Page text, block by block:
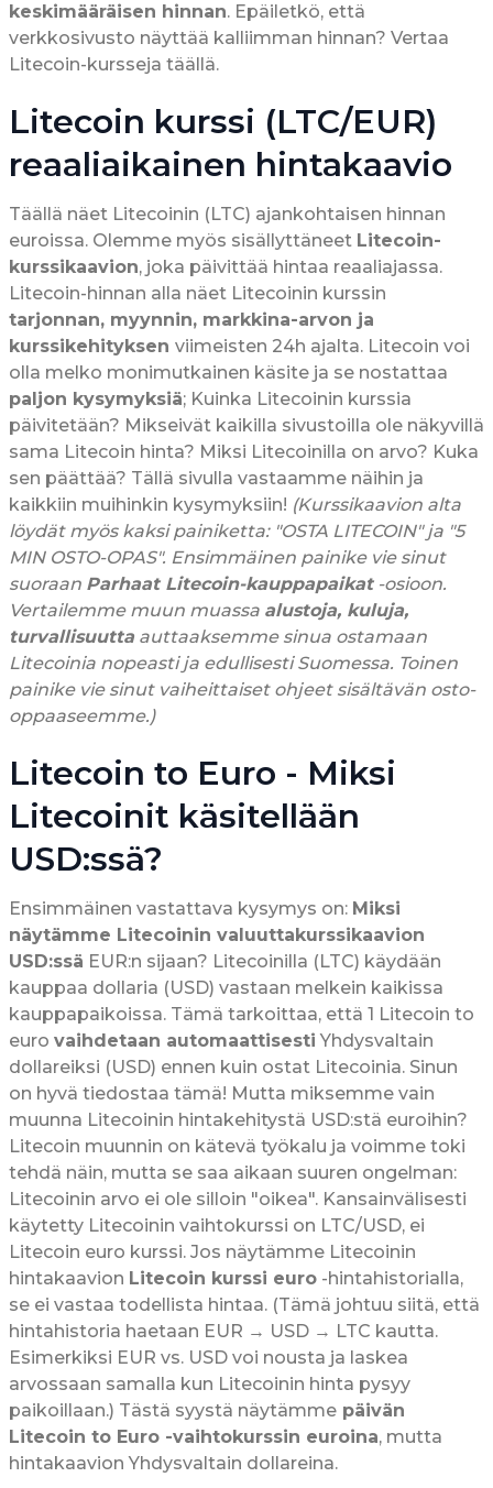
keskimääräisen hinnan. Epäiletkö, että
verkkosivusto näyttää kalliimman hinnan? Vertaa
Litecoin-kursseja täällä.
Litecoin kurssi (LTC/EUR)
reaaliaikainen hintakaavio
Täällä näet Litecoinin (LTC) ajankohtaisen hinnan
euroissa. Olemme myös sisällyttäneet Litecoin-
kurssikaavion, joka päivittää hintaa reaaliajassa.
Litecoin-hinnan alla näet Litecoinin kurssin
tarjonnan, myynnin, markkina-arvon ja
kurssikehityksen viimeisten 24h ajalta. Litecoin voi
olla melko monimutkainen käsite ja se nostattaa
paljon kysymyksiä; Kuinka Litecoinin kurssia
päivitetään? Mikseivät kaikilla sivustoilla ole näkyvillä
sama Litecoin hinta? Miksi Litecoinilla on arvo? Kuka
sen päättää? Tällä sivulla vastaamme näihin ja
kaikkiin muihinkin kysymyksiin! (Kurssikaavion alta
löydät myös kaksi painiketta: "OSTA LITECOIN" ja "5
MIN OSTO-OPAS". Ensimmäinen painike vie sinut
suoraan Parhaat Litecoin-kauppapaikat-osioon.
Vertailemme muun muassa alustoja, kuluja,
turvallisuutta auttaaksemme sinua ostamaan
Litecoinia nopeasti ja edullisesti Suomessa. Toinen
painike vie sinut vaiheittaiset ohjeet sisältävän osto-
oppaaseemme.)
Litecoin to Euro - Miksi
Litecoinit käsitellään
USD:ssä?
Ensimmäinen vastattava kysymys on: Miksi
näytämme Litecoinin valuuttakurssikaavion
USD:ssä EUR:n sijaan? Litecoinilla (LTC) käydään
kauppaa dollaria (USD) vastaan melkein kaikissa
kauppapaikoissa. Tämä tarkoittaa, että 1 Litecoin to
euro vaihdetaan automaattisesti Yhdysvaltain
dollareiksi (USD) ennen kuin ostat Litecoinia. Sinun
on hyvä tiedostaa tämä! Mutta miksemme vain
muunna Litecoinin hintakehitystä USD:stä euroihin?
Litecoin muunnin on kätevä työkalu ja voimme toki
tehdä näin, mutta se saa aikaan suuren ongelman:
Litecoinin arvo ei ole silloin "oikea". Kansainvälisesti
käytetty Litecoinin vaihtokurssi on LTC/USD, ei
Litecoin euro kurssi. Jos näytämme Litecoinin
hintakaavion Litecoin kurssi euro -hintahistorialla,
se ei vastaa todellista hintaa. (Tämä johtuu siitä, että
hintahistoria haetaan EUR → USD → LTC kautta.
Esimerkiksi EUR vs. USD voi nousta ja laskea
arvossaan samalla kun Litecoinin hinta pysyy
paikoillaan.) Tästä syystä näytämme päivän
Litecoin to Euro -vaihtokurssin euroina, mutta
hintakaavion Yhdysvaltain dollareina.